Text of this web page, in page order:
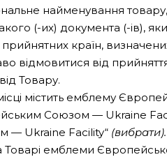
найменування
(-их) документа (-ів),
країн,
відмовитися від
Товару.
містить емблему
Союзом — Ukraine
— Ukraine Facility“ (вибрати).
Товарі емблеми